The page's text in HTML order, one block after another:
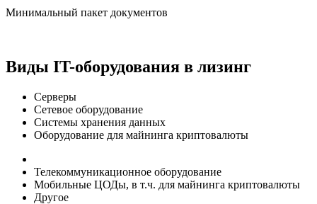
Минимальный пакет документов
Виды IT-оборудования в лизинг
Серверы
Сетевое оборудование
Системы хранения данных
Оборудование для майнинга криптовалюты
Телекоммуникационное оборудование
Мобильные ЦОДы, в т.ч. для майнинга криптовалюты
Другое